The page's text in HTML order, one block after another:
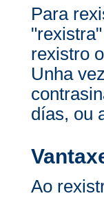
Para
rexistro
Unha
días, ou
Ao